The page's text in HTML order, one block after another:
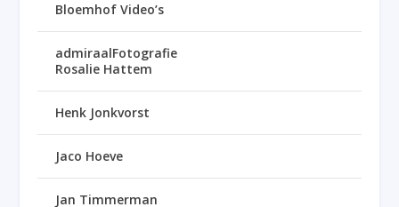
Bloemhof Video’s
admiraalFotografie
Rosalie Hattem
Henk Jonkvorst
Jaco Hoeve
Jan Timmerman